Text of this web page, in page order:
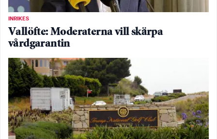
INRIKES
Vallöfte: Moderaterna vill skärpa
vårdgarantin